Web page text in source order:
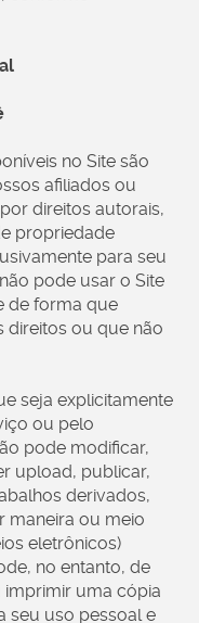
no Site são
afiliados ou
direitos autorais,
propriedade
para seu
pode usar o Site
de forma que
direitos ou que não
seja explicitamente
ou pelo
pode modificar,
upload, publicar,
derivados,
maneira ou meio
eletrônicos)
no entanto, de
uma cópia
seu uso pessoal e